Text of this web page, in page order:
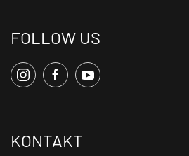
FOLLOW US
KONTAKT